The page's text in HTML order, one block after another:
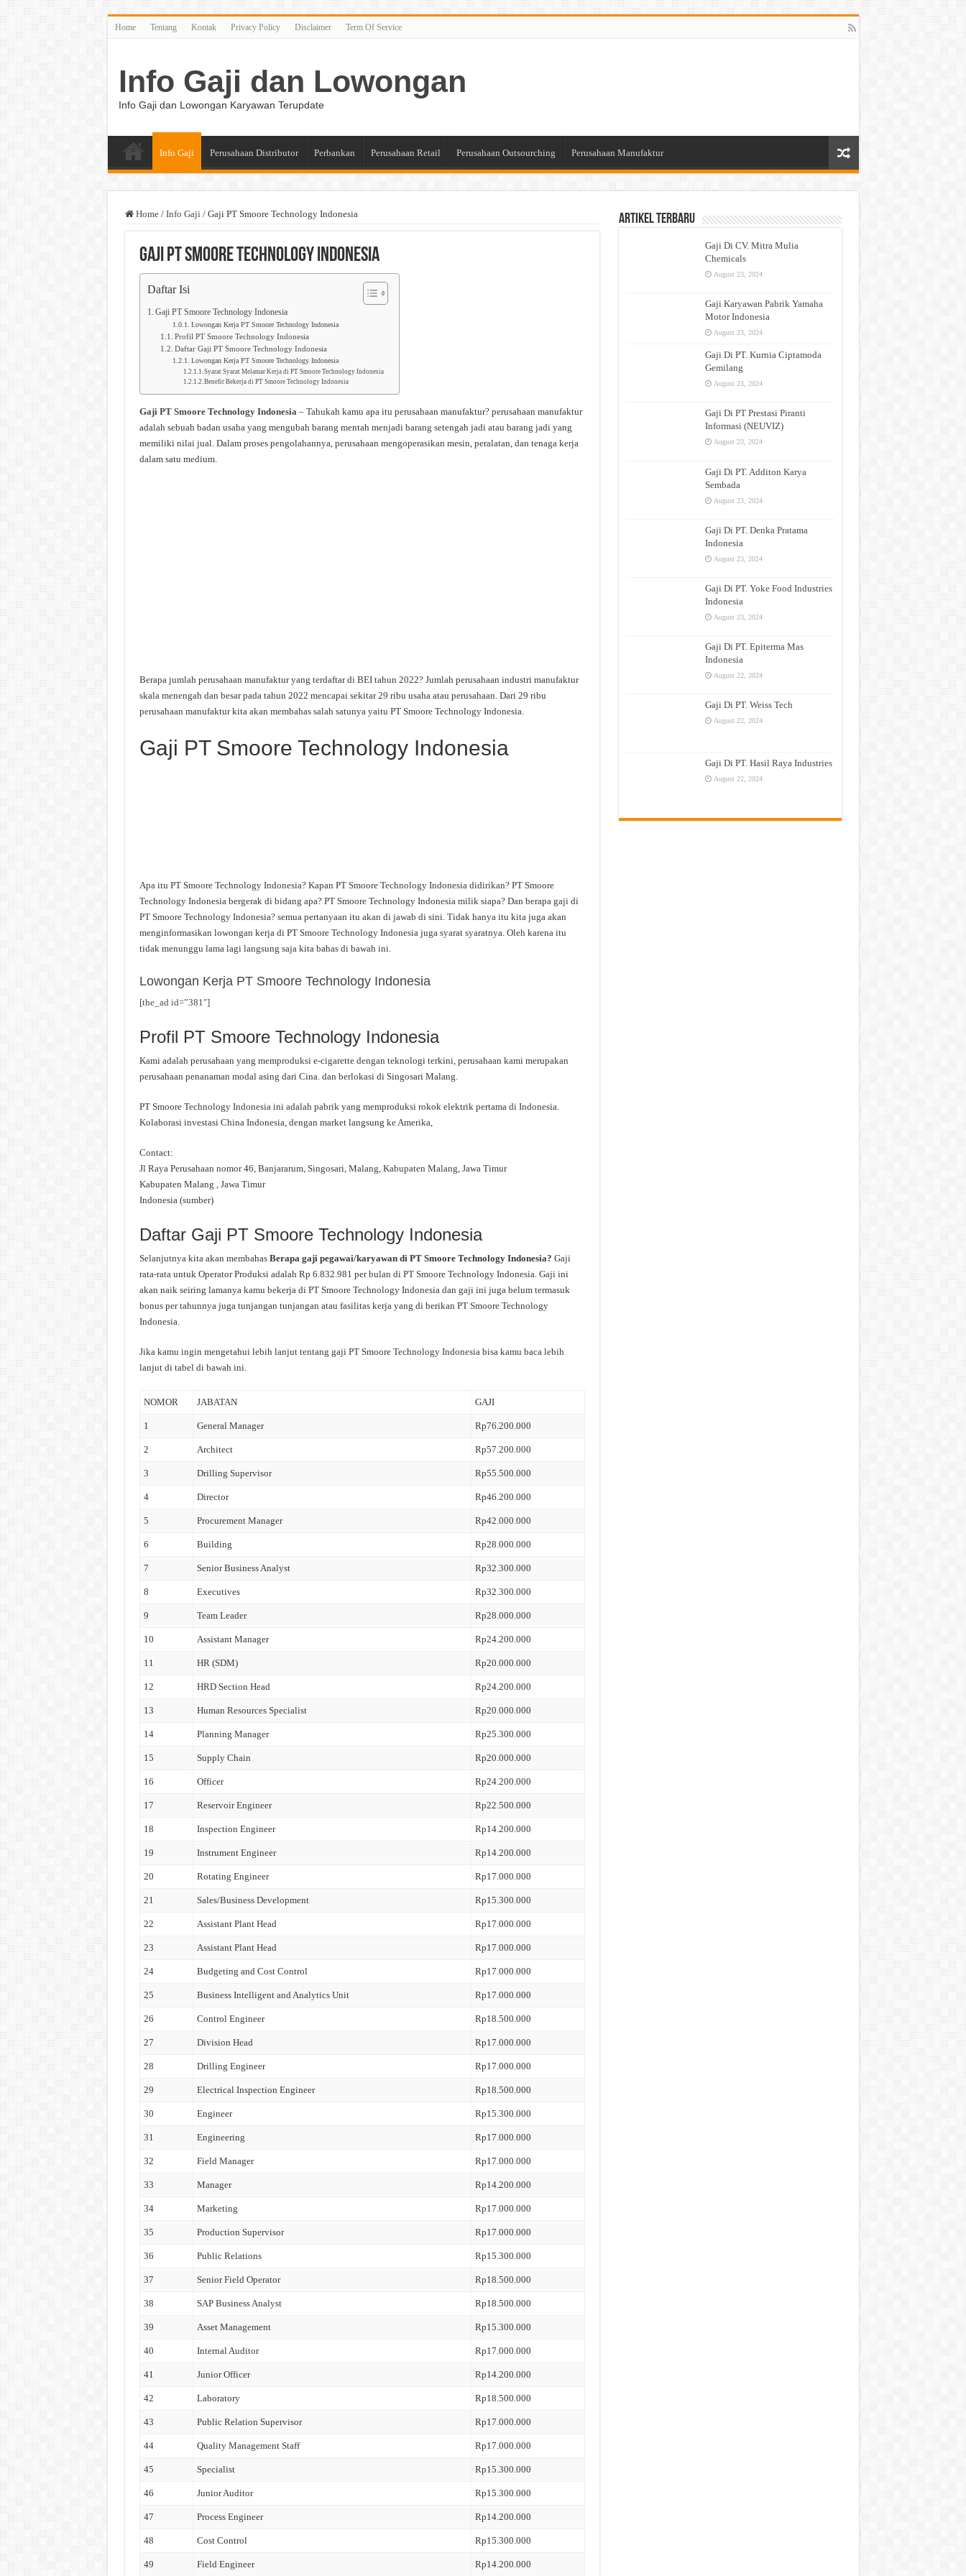
Home Tentang Kontak Privacy Policy Disclaimer Term Of Service
Info Gaji dan Lowongan
Info Gaji dan Lowongan Karyawan Terupdate
Info Gaji Perusahaan Distributor Perbankan Perusahaan Retail Perusahaan Outsourching Perusahaan Manufaktur
Home / Info Gaji / Gaji PT Smoore Technology Indonesia
Gaji PT Smoore Technology Indonesia
Daftar Isi
Gaji PT Smoore Technology Indonesia
Lowongan Kerja PT Smoore Technology Indonesia
Profil PT Smoore Technology Indonesia
Daftar Gaji PT Smoore Technology Indonesia
Lowongan Kerja PT Smoore Technology Indonesia
Syarat Syarat Melamar Kerja di PT Smoore Technology Indonesia
Benefit Bekerja di PT Smoore Technology Indonesia
Gaji PT Smoore Technology Indonesia– Tahukah kamu apa itu perusahaan manufaktur? perusahaan manufaktur
adalah sebuah badan usaha yang mengubah barang mentah menjadi barang setengah jadi atau barang jadi yang
memiliki nilai jual. Dalam proses pengolahannya, perusahaan mengoperasikan mesin, peralatan, dan tenaga kerja
dalam satu medium.
Berapa jumlah perusahaan manufaktur yang terdaftar di BEI tahun 2022? Jumlah perusahaan industri manufaktur
skala menengah dan besar pada tahun 2022 mencapai sekitar 29 ribu usaha atau perusahaan. Dari 29 ribu
perusahaan manufaktur kita akan membahas salah satunya yaitu PT Smoore Technology Indonesia.
Gaji PT Smoore Technology Indonesia
Apa itu PT Smoore Technology Indonesia? Kapan PT Smoore Technology Indonesia didirikan? PT Smoore
Technology Indonesia bergerak di bidang apa? PT Smoore Technology Indonesia milik siapa? Dan berapa gaji di
PT Smoore Technology Indonesia? semua pertanyaan itu akan di jawab di sini. Tidak hanya itu kita juga akan
menginformasikan lowongan kerja di PT Smoore Technology Indonesia juga syarat syaratnya. Oleh karena itu
tidak menunggu lama lagi langsung saja kita bahas di bawah ini.
Lowongan Kerja PT Smoore Technology Indonesia
[the_ad id=”381″]
Profil PT Smoore Technology Indonesia
Kami adalah perusahaan yang memproduksi e-cigarette dengan teknologi terkini, perusahaan kami merupakan
perusahaan penanaman modal asing dari Cina. dan berlokasi di Singosari Malang.
PT Smoore Technology Indonesia ini adalah pabrik yang memproduksi rokok elektrik pertama di Indonesia.
Kolaborasi investasi China Indonesia, dengan market langsung ke Amerika,
Contact:
Jl Raya Perusahaan nomor 46, Banjararum, Singosari, Malang, Kabupaten Malang, Jawa Timur
Kabupaten Malang , Jawa Timur
Indonesia (sumber)
Daftar Gaji PT Smoore Technology Indonesia
Selanjutnya kita akan membahas Berapa gaji pegawai/karyawan di PT Smoore Technology Indonesia? Gaji
rata-rata untuk Operator Produksi adalah Rp 6.832.981 per bulan di PT Smoore Technology Indonesia. Gaji ini
akan naik seiring lamanya kamu bekerja di PT Smoore Technology Indonesia dan gaji ini juga belum termasuk
bonus per tahunnya juga tunjangan tunjangan atau fasilitas kerja yang di berikan PT Smoore Technology
Indonesia.
Jika kamu ingin mengetahui lebih lanjut tentang gaji PT Smoore Technology Indonesia bisa kamu baca lebih
lanjut di tabel di bawah ini.
NOMOR JABATAN GAJI
1 General Manager Rp76.200.000
2 Architect Rp57.200.000
3 Drilling Supervisor Rp55.500.000
4 Director Rp46.200.000
5 Procurement Manager Rp42.000.000
6 Building Rp28.000.000
7 Senior Business Analyst Rp32.300.000
8 Executives Rp32.300.000
9 Team Leader Rp28.000.000
10 Assistant Manager Rp24.200.000
11 HR (SDM) Rp20.000.000
12 HRD Section Head Rp24.200.000
13 Human Resources Specialist Rp20.000.000
14 Planning Manager Rp25.300.000
15 Supply Chain Rp20.000.000
16 Officer Rp24.200.000
17 Reservoir Engineer Rp22.500.000
18 Inspection Engineer Rp14.200.000
19 Instrument Engineer Rp14.200.000
20 Rotating Engineer Rp17.000.000
21 Sales/Business Development Rp15.300.000
22 Assistant Plant Head Rp17.000.000
23 Assistant Plant Head Rp17.000.000
24 Budgeting and Cost Control Rp17.000.000
25 Business Intelligent and Analytics Unit Rp17.000.000
26 Control Engineer Rp18.500.000
27 Division Head Rp17.000.000
28 Drilling Engineer Rp17.000.000
29 Electrical Inspection Engineer Rp18.500.000
30 Engineer Rp15.300.000
31 Engineering Rp17.000.000
32 Field Manager Rp17.000.000
33 Manager Rp14.200.000
34 Marketing Rp17.000.000
35 Production Supervisor Rp17.000.000
36 Public Relations Rp15.300.000
37 Senior Field Operator Rp18.500.000
38 SAP Business Analyst Rp18.500.000
39 Asset Management Rp15.300.000
40 Internal Auditor Rp17.000.000
41 Junior Officer Rp14.200.000
42 Laboratory Rp18.500.000
43 Public Relation Supervisor Rp17.000.000
44 Quality Management Staff Rp17.000.000
45 Specialist Rp15.300.000
46 Junior Auditor Rp15.300.000
47 Process Engineer Rp14.200.000
48 Cost Control Rp15.300.000
49 Field Engineer Rp14.200.000
Artikel Terbaru
Gaji Di CV. Mitra Mulia
Chemicals
August 23, 2024
Gaji Karyawan Pabrik Yamaha
Motor Indonesia
August 23, 2024
Gaji Di PT. Kurnia Ciptamoda
Gemilang
August 23, 2024
Gaji Di PT Prestasi Piranti
Informasi (NEUVIZ)
August 23, 2024
Gaji Di PT. Additon Karya
Sembada
August 23, 2024
Gaji Di PT. Denka Pratama
Indonesia
August 23, 2024
Gaji Di PT. Yoke Food Industries
Indonesia
August 23, 2024
Gaji Di PT. Epiterma Mas
Indonesia
August 22, 2024
Gaji Di PT. Weiss Tech
August 22, 2024
Gaji Di PT. Hasil Raya Industries
August 22, 2024